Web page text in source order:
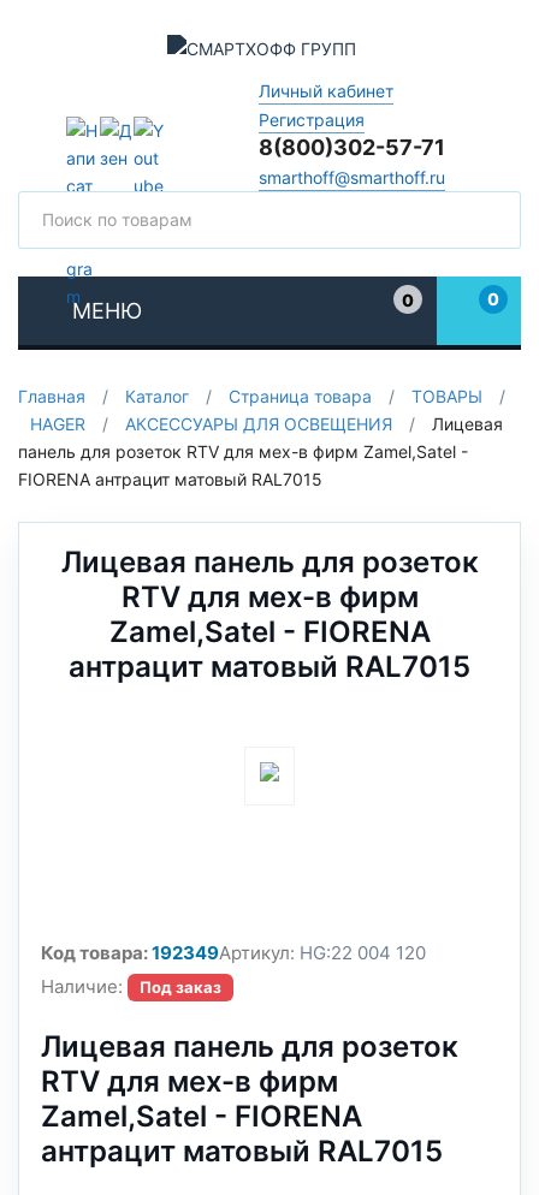
Личный кабинет
Регистрация
8(800)302-57-71
smarthoff@smarthoff.ru
МЕНЮ
0
0
Главная / Каталог / Страница товара / ТОВАРЫ
/
HAGER
/ АКСЕССУАРЫ ДЛЯ ОСВЕЩЕНИЯ /
Лицевая
панель для розеток RTV для мех-в фирм Zamel,Satel -
FIORENA антрацит матовый RAL7015
Лицевая панель для розеток
RTV для мех-в фирм
Zamel,Satel - FIORENA
антрацит матовый RAL7015
Код товара:192349Артикул: HG:22 004 120
Наличие:
Под заказ
Лицевая панель для розеток
RTV для мех-в фирм
Zamel,Satel - FIORENA
антрацит матовый RAL7015